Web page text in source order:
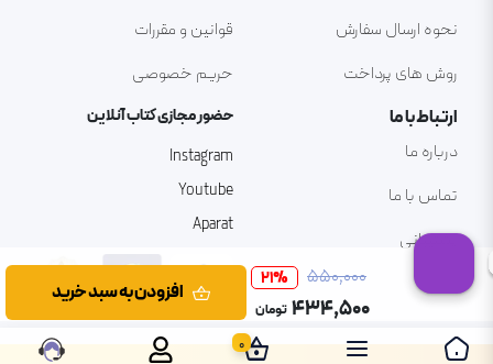
۵۵۰٬۰۰۰ 21%
۴۳۴٬۵۰۰ تومان
افزودن به سبد خرید
نحوه ارسال سفارش
روش های پرداخت
قوانین و مقررات
حریم خصوصی
ارتباط با ما
درباره ما
تماس با ما
پشتیبانی
حضور مجازی کتاب آنلاین
Instagram
Youtube
Aparat
0